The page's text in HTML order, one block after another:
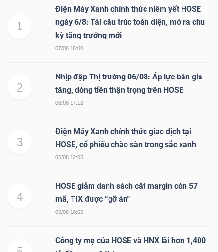
1
Điện Máy Xanh chính thức niêm yết HOSE
ngày 6/8: Tái cấu trúc toàn diện, mở ra chu
kỳ tăng trưởng mới
07/08 16:00
2
Nhịp đập Thị trường 06/08: Áp lực bán gia
tăng, dòng tiền thận trọng trên HOSE
06/08 17:12
3
Điện Máy Xanh chính thức giao dịch tại
HOSE, cổ phiếu chào sàn trong sắc xanh
06/08 12:05
4
HOSE giảm danh sách cắt margin còn 57
mã, TIX được “gỡ án”
05/08 10:55
Công ty mẹ của HOSE và HNX lãi hơn 1,400
THÔNG
ÍCH
(-)